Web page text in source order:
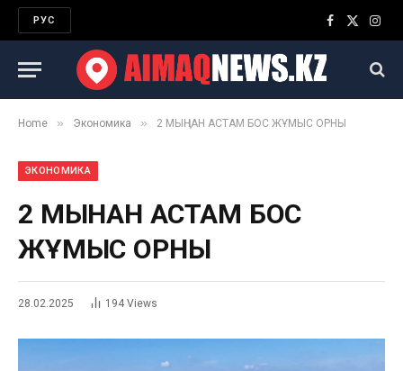
РУС
Facebook
X
Home » Экономика » 2 МЫҢНАН АСТАМ БОС ЖҰМЫС ОРНЫ
ЭКОНОМИКА
2 МЫҢНАН АСТАМ БОС
ЖҰМЫС ОРНЫ
28.02.2025 194 Views